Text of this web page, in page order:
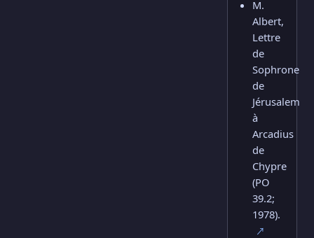
M.
Albert,
Lettre
de
Sophrone
de
Jérusalem
à
Arcadius
de
Chypre
(PO
39.2;
1978).
↗